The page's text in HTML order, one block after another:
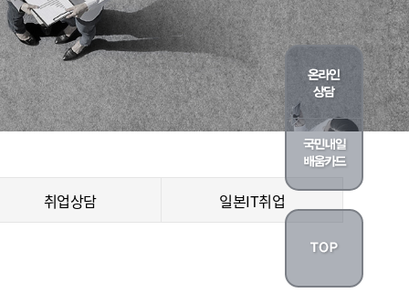
취업상담 일본IT취업